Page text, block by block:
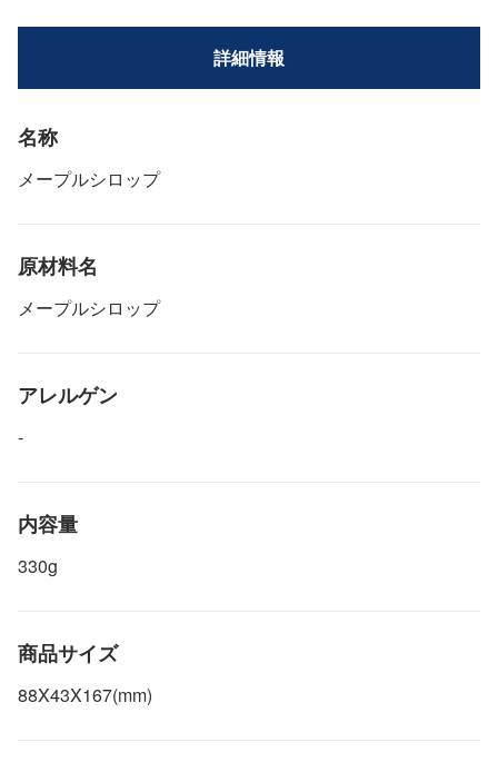
詳細情報
名称
メープルシロップ
原材料名
メープルシロップ
アレルゲン
-
内容量
330g
商品サイズ
88X43X167(mm)